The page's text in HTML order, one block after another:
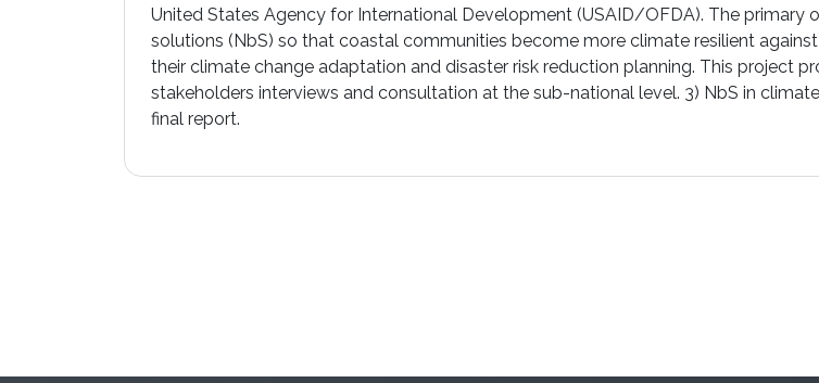
United States Agency for International Development (USAID/OFDA). The
solutions (NbS) so that coastal communities become more climate resilient
their climate change adaptation and disaster risk reduction planning. This project
stakeholders interviews and consultation at the sub-national level. 3) NbS in
final report.